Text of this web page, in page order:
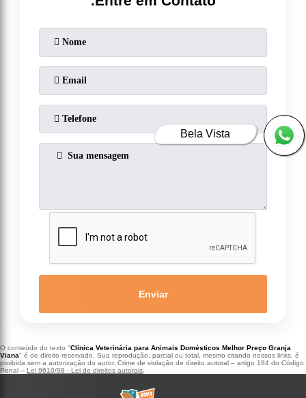
Enviar
O conteúdo do texto "Clínica Veterinária para Animais Domésticos Melhor Preço Granja
Viana" é de direito reservado. Sua reprodução, parcial ou total, mesmo citando nossos links, é
proibida sem a autorização do autor. Crime de violação de direito autoral – artigo 184 do Código
Penal – Lei 9610/98 - Lei de direitos autorais
Bela Vista